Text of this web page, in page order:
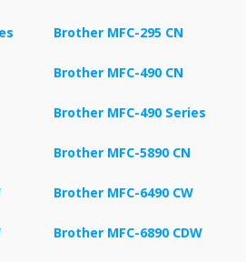
Brother MFC-295 CN
Brother MFC-490 CN
Brother MFC-490 Series
Brother MFC-5890 CN
Brother MFC-6490 CW
Brother MFC-6890 CDW